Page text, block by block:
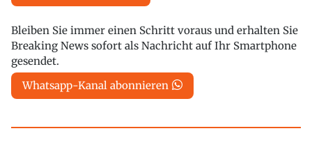
Bleiben Sie immer einen Schritt voraus und erhalten Sie
Breaking News sofort als Nachricht auf Ihr Smartphone
gesendet.
Whatsapp-Kanal abonnieren